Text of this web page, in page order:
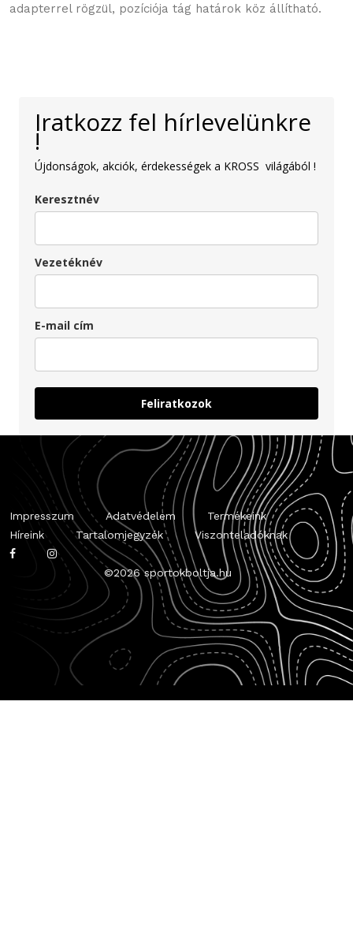
adapterrel rögzül, pozíciója tág határok köz állítható.
Iratkozz fel hírlevelünkre
!
Újdonságok, akciók, érdekességek a KROSS világából !
Keresztnév
Vezetéknév
E-mail cím
Feliratkozok
Impresszum Adatvédelem
Termékeink
Híreink
Tartalomjegyzék Viszonteladóknak
©2026 sportokboltja.hu